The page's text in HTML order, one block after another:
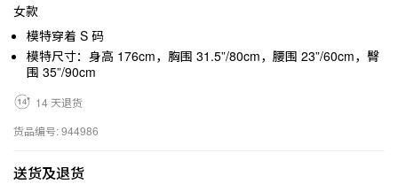
女款
模特穿着 S 码
模特尺寸：身高 176cm，胸围 31.5”/80cm，腰围 23”/60cm，臀
围 35”/90cm
14 天退货
货品编号: 944986
送货及退货